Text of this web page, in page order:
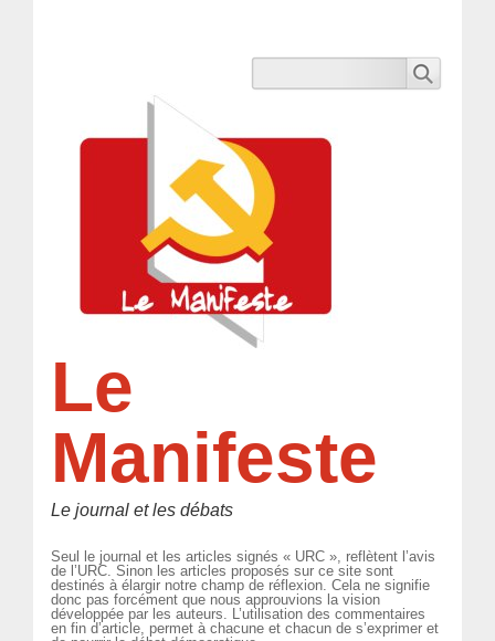
Le
Manifeste
Le journal et les débats
Seul le journal et les articles signés « URC », reflètent l’avis
de l’URC. Sinon les articles proposés sur ce site sont
destinés à élargir notre champ de réflexion. Cela ne signifie
donc pas forcément que nous approuvions la vision
développée par les auteurs. L’utilisation des commentaires
en fin d’article, permet à chacune et chacun de s’exprimer et